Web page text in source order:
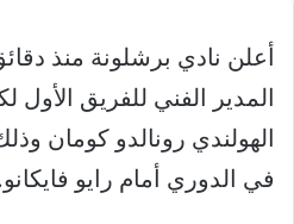
أعلن نادي برشلونة منذ
المدير الفني للفريق الأول
الهولندي رونالدو كومان
في الدوري أمام رايو